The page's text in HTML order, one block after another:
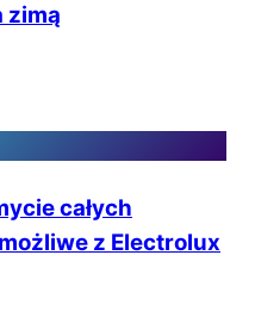
zimą
całych
z Electrolux